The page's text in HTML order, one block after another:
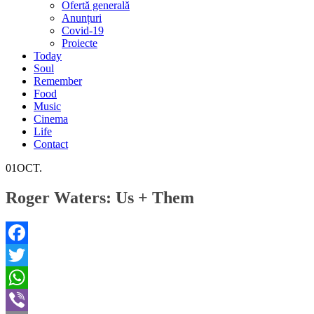
Ofertă generală
Anunțuri
Covid-19
Proiecte
Today
Soul
Remember
Food
Music
Cinema
Life
Contact
01OCT.
Roger Waters: Us + Them
Facebook
Twitter
WhatsApp